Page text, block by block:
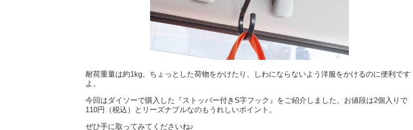
耐荷重量は約1kg。ちょっとした荷物をかけたり、しわにならないよう洋服をかけるのに便利です
よ。
今回はダイソーで購入した『ストッパー付きS字フック』をご紹介しました。お値段は2個入りで
110円（税込）とリーズナブルなのもうれしいポイント。
ぜひ手に取ってみてくださいね♪